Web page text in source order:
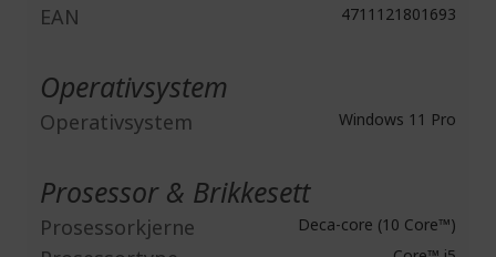
EAN 4711121801693
Operativsystem
Operativsystem Windows 11 Pro
Prosessor & Brikkesett
Prosessorkjerne Deca-core (10 Core™)